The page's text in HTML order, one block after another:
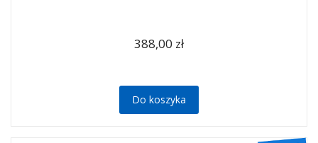
388,00 zł
Do koszyka